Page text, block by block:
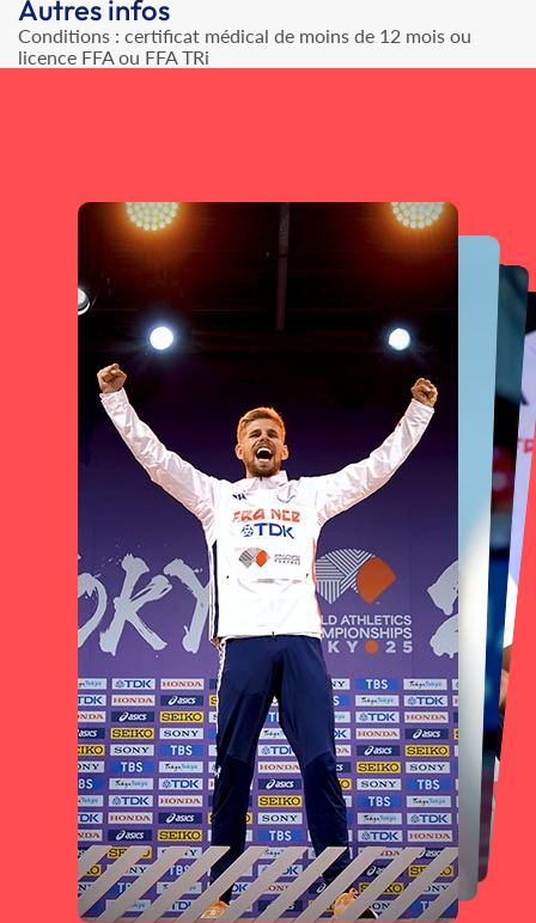
Autres infos
Conditions : certificat médical de moins de 12 mois ou
licence FFA ou FFA TRi